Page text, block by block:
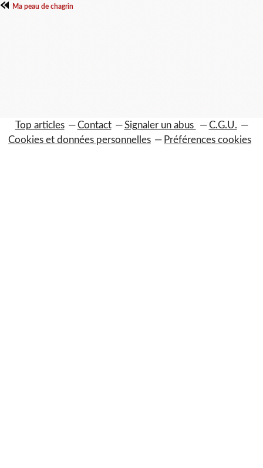
Ma peau de chagrin
Top articles Contact Signaler un abus
C.G.U.
Cookies et données personnelles
Préférences cookies